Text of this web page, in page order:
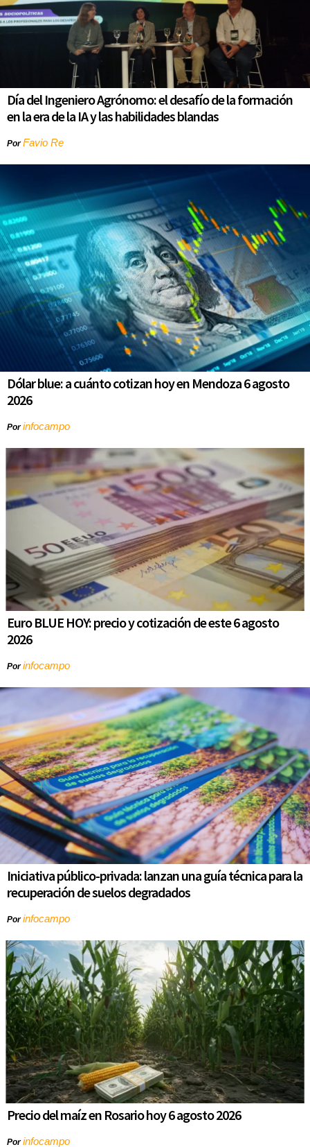
Día del Ingeniero Agrónomo: el desafío de la formación
en la era de la IA y las habilidades blandas
PorFavio Re
Dólar blue: a cuánto cotizan hoy en Mendoza 6 agosto
2026
Porinfocampo
Euro BLUE HOY: precio y cotización de este 6 agosto
2026
Porinfocampo
Iniciativa público-privada: lanzan una guía técnica para la
recuperación de suelos degradados
Porinfocampo
Precio del maíz en Rosario hoy 6 agosto 2026
Porinfocampo